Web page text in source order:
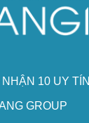
10 UY TÍN
GROUP